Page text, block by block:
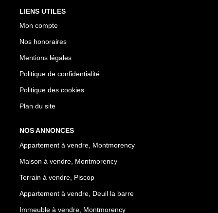
LIENS UTILES
Mon compte
Nos honoraires
Mentions légales
Politique de confidentialité
Politique des cookies
Plan du site
NOS ANNONCES
Appartement à vendre, Montmorency
Maison à vendre, Montmorency
Terrain à vendre, Piscop
Appartement à vendre, Deuil la barre
Immeuble à vendre, Montmorency